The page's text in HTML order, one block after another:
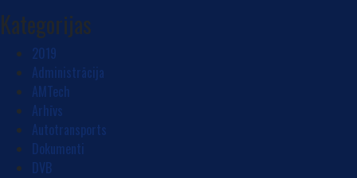
Kategorijas
2019
Administrācija
AMTech
Arhīvs
Autotransports
Dokumenti
DVB